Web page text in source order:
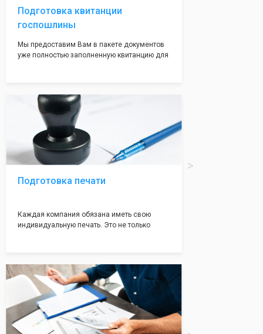
Подготовка квитанции
госпошлины
Мы предоставим Вам в пакете документов
уже полностью заполненную квитанцию для
посредственно в налоговой инспекции при
подаче документов на регистрацию.
Подготовка печати
Каждая компания обязана иметь свою
индивидуальную печать. Это не только
вам поможем с помощью изготовления
печати по индивидуальному эскизу, который
Вы выберете сами из нашего каталога.